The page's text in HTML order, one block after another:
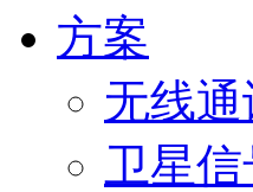
方案
无线
卫星